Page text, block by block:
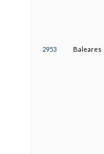
2953 Baleares